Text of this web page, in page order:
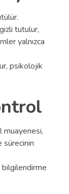
tutulur,
yalnızca
psikolojik
muayenesi,
sürecinin
bilgilendirme